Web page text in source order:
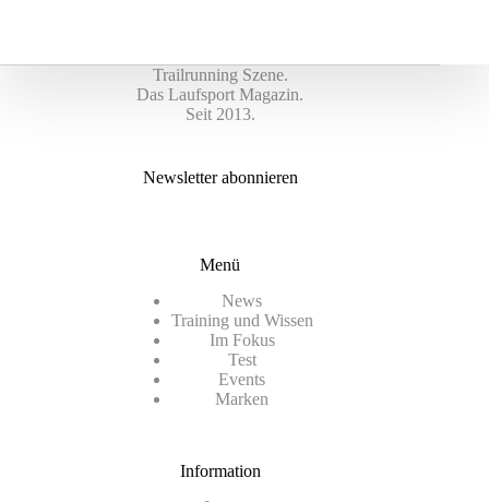
Trailrunning Szene.
Das Laufsport Magazin.
Seit 2013.
Newsletter abonnieren
Menü
News
Training und Wissen
Im Fokus
Test
Events
Marken
Information